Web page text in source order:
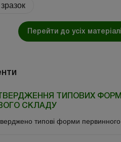
зразок
Перейти до усіх
ТИПОВИХ
СКЛАДУ
типові форми первинного